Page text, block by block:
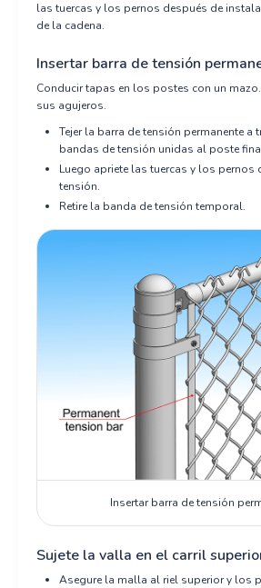
las tuercas y los pernos después de
de la cadena.
Insertar barra de tensión
Conducir tapas en los postes con un
sus agujeros.
Tejer la barra de tensión permanente a
bandas de tensión unidas al poste
Luego apriete las tuercas y los pernos
tensión.
Retire la banda de tensión temporal.
Insertar barra de tensión
Sujete la valla en el carril
Asegure la malla al riel superior y los